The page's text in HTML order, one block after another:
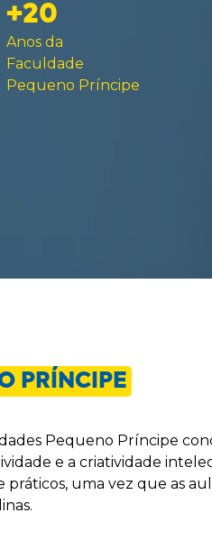
+20
Anos da
Faculdade
Pequeno Príncipe
PRÍNCIPE
Pequeno Príncipe
e a criatividade
uma vez que as